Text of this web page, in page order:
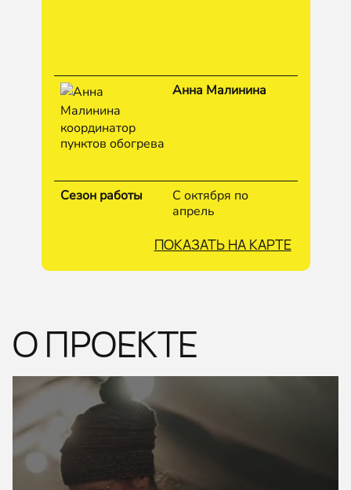
Сезон работы
С октября по
апрель
Анна Малинина
координатор
пунктов обогрева
ПОКАЗАТЬ НА КАРТЕ
О ПРОЕКТЕ